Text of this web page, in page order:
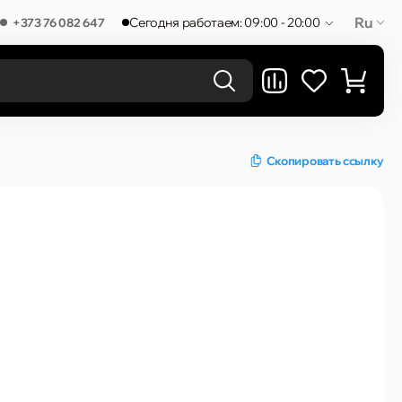
+373 76 082 647 Сегодня работаем: 09:00 - 20:00 Ru
Скопировать ссылку